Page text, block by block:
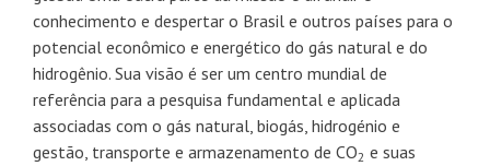
conhecimento e despertar o Brasil e outros países para o
potencial econômico e energético do gás natural e do
hidrogênio. Sua visão é ser um centro mundial de
referência para a pesquisa fundamental e aplicada
associadas com o gás natural, biogás, hidrogénio e
gestão, transporte e armazenamento de CO2 e suas